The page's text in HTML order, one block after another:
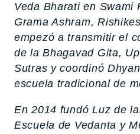
Veda Bharati en Swami
Grama Ashram,
empezó a transmitir el
de laBhagavad Gita,
Sutras y coordinó
escuela tradicional de
En 2014 fundó Luz de
Escuela de Vedanta y